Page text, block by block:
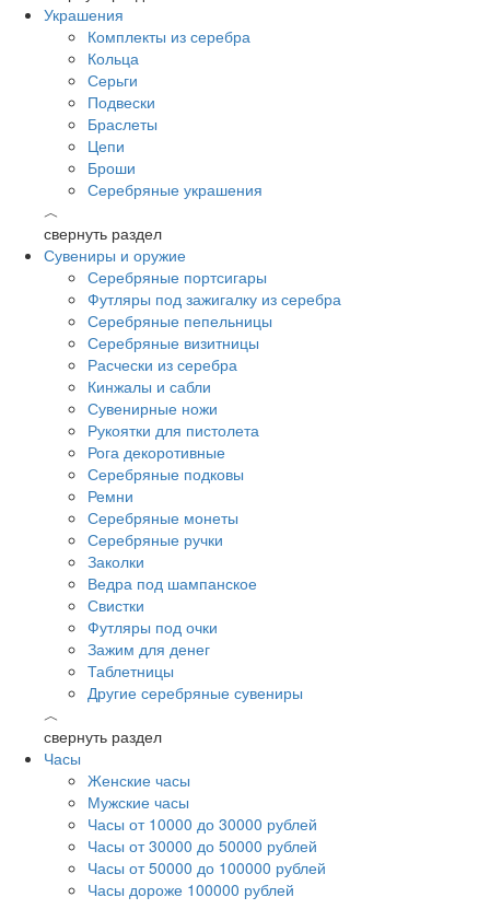
Украшения
Комплекты из серебра
Кольца
Серьги
Подвески
Браслеты
Цепи
Броши
Серебряные украшения
︿
свернуть раздел
Сувениры и оружие
Серебряные портсигары
Футляры под зажигалку из серебра
Серебряные пепельницы
Серебряные визитницы
Расчески из серебра
Кинжалы и сабли
Сувенирные ножи
Рукоятки для пистолета
Рога декоротивные
Серебряные подковы
Ремни
Серебряные монеты
Серебряные ручки
Заколки
Ведра под шампанское
Свистки
Футляры под очки
Зажим для денег
Таблетницы
Другие серебряные сувениры
︿
свернуть раздел
Часы
Женские часы
Мужские часы
Часы от 10000 до 30000 рублей
Часы от 30000 до 50000 рублей
Часы от 50000 до 100000 рублей
Часы дороже 100000 рублей